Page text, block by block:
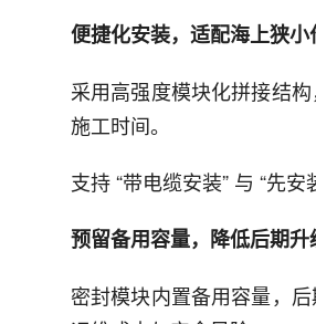
便捷化安装，适配海上狭小
采用高强度模块化拼接结
施工时间。
支持 “带电缆安装” 与 “先
预留备用容量，降低后期升
密封模块内置备用容量，